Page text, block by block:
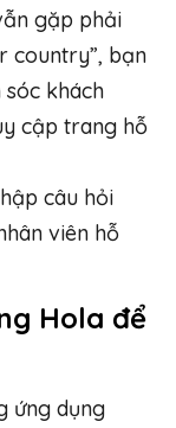
gặp phải
country”, bạn
khách
cập trang hỗ
câu hỏi
viên hỗ
Hola để
ứng dụng